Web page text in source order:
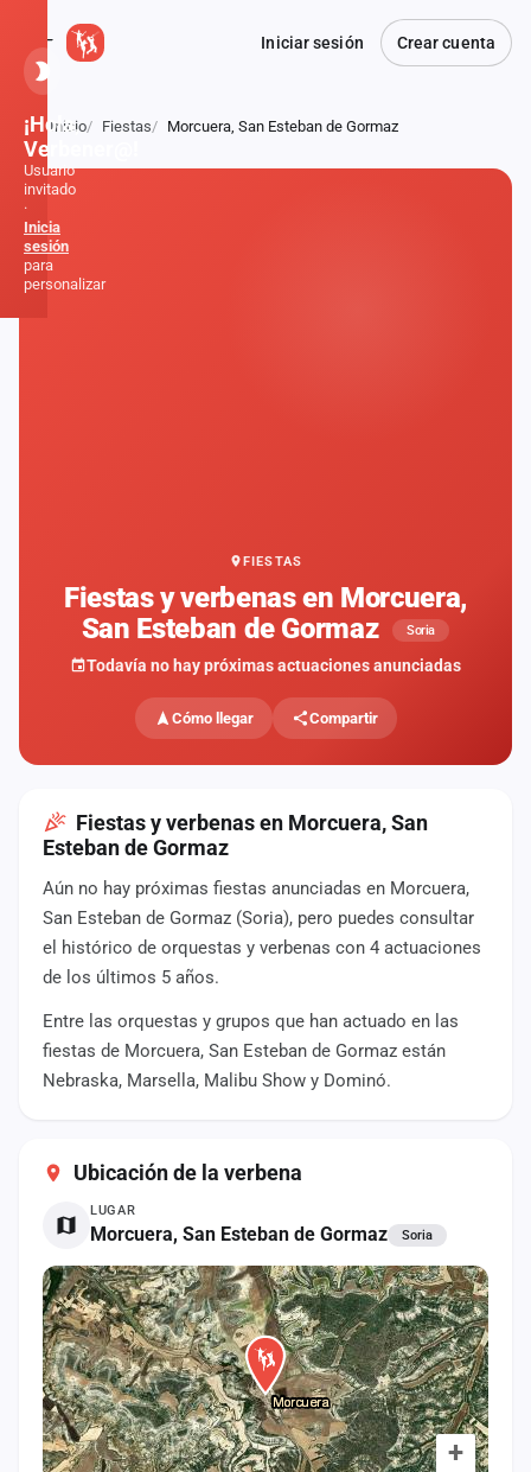
Iniciar sesión Crear cuenta
Atrás
Inicio Fiestas Morcuera, San Esteban de Gormaz
FIESTAS
Fiestas y verbenas en Morcuera,
San Esteban de Gormaz
Soria
Todavía no hay próximas actuaciones anunciadas
Cómo llegar Compartir
Fiestas y verbenas en Morcuera, San
Esteban de Gormaz
Aún no hay próximas fiestas anunciadas en Morcuera,
San Esteban de Gormaz (Soria), pero puedes consultar
el histórico de orquestas y verbenas con 4 actuaciones
de los últimos 5 años.
Entre las orquestas y grupos que han actuado en las
fiestas de Morcuera, San Esteban de Gormaz están
Nebraska, Marsella, Malibu Show y Dominó.
Ubicación de la verbena
LUGAR
Morcuera, San Esteban de Gormaz Soria
+
¡Hola,
Verbener@!
Usuario
invitado
·
Inicia
sesión
para
personalizar
fiestas
Componentes
Agencias
Rankings
Anuncios
sesión
Crear
cuenta
Contacto